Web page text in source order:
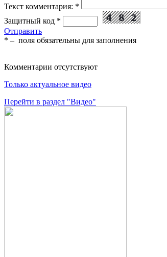
Текст комментария: *
Защитный код *
Отправить
* – поля обязательны для заполнения
Комментарии отсутствуют
Только актуальное видео
Перейти в раздел "Видео"